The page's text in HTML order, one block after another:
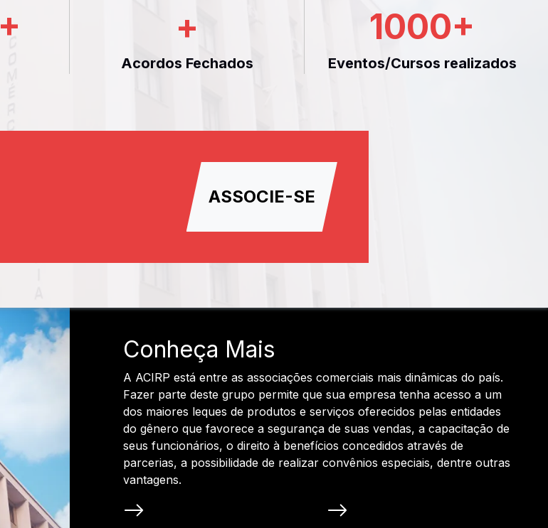
+ +
Acordos Fechados
1000+
Eventos/Cursos realizados
ASSOCIE-SE
Conheça Mais
A ACIRP está entre as associações comerciais mais dinâmicas do país.
Fazer parte deste grupo permite que sua empresa tenha acesso a um
dos maiores leques de produtos e serviços oferecidos pelas entidades
do gênero que favorece a segurança de suas vendas, a capacitação de
seus funcionários, o direito à benefícios concedidos através de
parcerias, a possibilidade de realizar convênios especiais, dentre outras
vantagens.